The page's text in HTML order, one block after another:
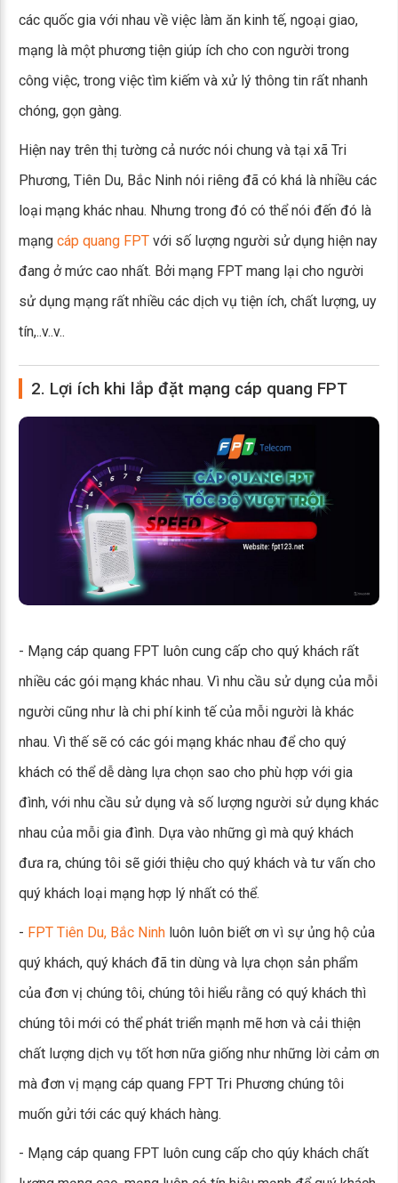
các quốc gia với nhau về việc làm ăn kinh tế, ngoại giao,
mạng là một phương tiện giúp ích cho con người trong
công việc, trong việc tìm kiếm và xử lý thông tin rất nhanh
chóng, gọn gàng.
Hiện nay trên thị tường cả nước nói chung và tại xã Tri
Phương, Tiên Du, Bắc Ninh nói riêng đã có khá là nhiều các
loại mạng khác nhau. Nhưng trong đó có thể nói đến đó là
mạng cáp quang FPT với số lượng người sử dụng hiện nay
đang ở mức cao nhất. Bởi mạng FPT mang lại cho người
sử dụng mạng rất nhiều các dịch vụ tiện ích, chất lượng, uy
tín,..v..v..
2. Lợi ích khi lắp đặt mạng cáp quang FPT
- Mạng cáp quang FPT luôn cung cấp cho quý khách rất
nhiều các gói mạng khác nhau. Vì nhu cầu sử dụng của mỗi
người cũng như là chi phí kinh tế của mỗi người là khác
nhau. Vì thế sẽ có các gói mạng khác nhau để cho quý
khách có thể dễ dàng lựa chọn sao cho phù hợp với gia
đình, với nhu cầu sử dụng và số lượng người sử dụng khác
nhau của mỗi gia đình. Dựa vào những gì mà quý khách
đưa ra, chúng tôi sẽ giới thiệu cho quý khách và tư vấn cho
quý khách loại mạng hợp lý nhất có thể.
- FPT Tiên Du, Bắc Ninh luôn luôn biết ơn vì sự ủng hộ của
quý khách, quý khách đã tin dùng và lựa chọn sản phẩm
của đơn vị chúng tôi, chúng tôi hiểu rằng có quý khách thì
chúng tôi mới có thể phát triển mạnh mẽ hơn và cải thiện
chất lượng dịch vụ tốt hơn nữa giống như những lời cảm ơn
mà đơn vị mạng cáp quang FPT Tri Phương chúng tôi
muốn gửi tới các quý khách hàng.
- Mạng cáp quang FPT luôn cung cấp cho qúy khách chất